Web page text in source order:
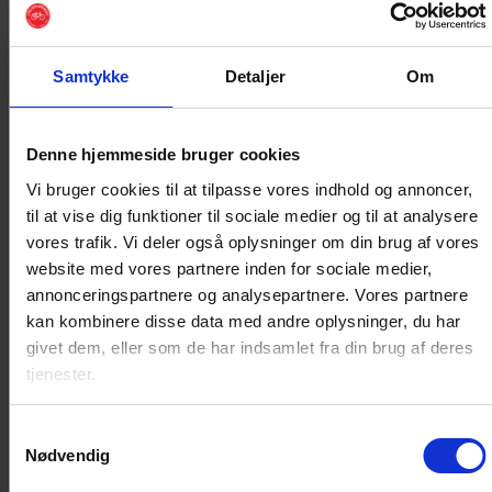
Samtykke Detaljer Om
Denne hjemmeside bruger cookies
Vi bruger cookies til at tilpasse vores indhold og annoncer,
til at vise dig funktioner til sociale medier og til at analysere
vores trafik. Vi deler også oplysninger om din brug af vores
website med vores partnere inden for sociale medier,
annonceringspartnere og analysepartnere. Vores partnere
kan kombinere disse data med andre oplysninger, du har
givet dem, eller som de har indsamlet fra din brug af deres
tjenester.
Nødvendig
gennemskueligt og uden tvang [2].
Et ofte nævnt eksempel er at male en flue i pissoiret på
rette strålen mod. Det kan være svært at synes dårligt
om et sådant nudge, men i forhold til sundhedsadfærd
er det sværere, da konsekvensen af en handling ofte
ligger langt ude i fremtiden.
At være fysisk inaktiv har ikke store konsekvenser på
kort sigt, og mange anser det som et privat anliggende,
hvad man spiser og hvor aktiv man er. Nudging kan
opfattes som et indgreb i den personlige frihed, og
sundhed eller mangel på samme.